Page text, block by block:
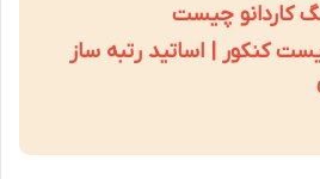
کاردانو چیست
کنکور | اساتید رتبه ساز